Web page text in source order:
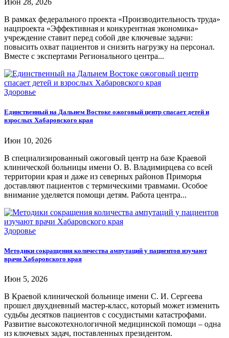
Июн 28, 2026
В рамках федерального проекта «Производительность труда»
нацпроекта «Эффективная и конкурентная экономика»
учреждение ставит перед собой две ключевые задачи:
повысить охват пациентов и снизить нагрузку на персонал.
Вместе с экспертами Регионального центра...
Здоровье
Единственный на Дальнем Востоке ожоговый центр спасает детей и
взрослых Хабаровского края
Июн 10, 2026
В специализированный ожоговый центр на базе Краевой
клинической больницы имени О. В. Владимирцева со всей
территории края и даже из северных районов Приморья
доставляют пациентов с термическими травмами. Особое
внимание уделяется помощи детям. Работа центра...
Здоровье
Методики сокращения количества ампутаций у пациентов изучают
врачи Хабаровского края
Июн 5, 2026
В Краевой клинической больнице имени С. И. Сергеева
прошел двухдневный мастер-класс, который может изменить
судьбы десятков пациентов с сосудистыми катастрофами.
Развитие высокотехнологичной медицинской помощи – одна
из ключевых задач, поставленных президентом.